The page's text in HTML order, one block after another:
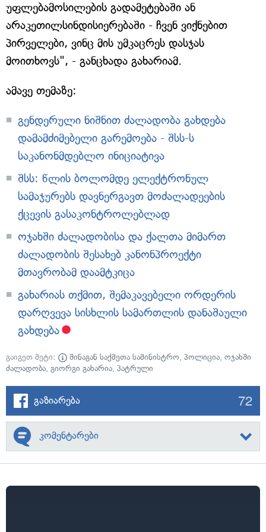
უფლებამოსილების გადამეტებაში ან
არაკეთილსინდისიერებაში - ჩვენ ვიქნებით
პირველები, ვინც მის უმკაცრეს დასჯას
მოითხოვს", - განცხადა გახარიამ.
ამავე თემაზე:
გენდერული ნიშნით ძალადობა გახდება
დამამძიმებელი გარემოება - შსს-ს
საკანონმდებლო ინიციატივა
შსს: წლის ბოლომდე ელექტრონულ
სამაჯურებს დავნერგავთ მოძალადეების
ქცევის გასაკონტროლებლად
ოჯახში ძალადობისა და ქალთა მიმართ
ძალადობის შესახებ კანონპროექტი
მთავრობამ დაამტკიცა
გახარიას თქმით, შემაკავებელი ორდერის
დარღვევა სისხლის სამართლის დანაშაული
გახდება
გაიგეთ მეტი: შინაგან საქმეთა სამინისტრო, პოლიცია, ოჯახში
ძალადობა, გიორგი გახარია, პატრული
გაზიარება 72
კომენტარები